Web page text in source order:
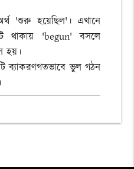
'শুরু হয়েছিল'। এখানে
থাকায় 'begun' বসলে
হয়।
ব্যাকরণগতভাবে ভুল গঠন